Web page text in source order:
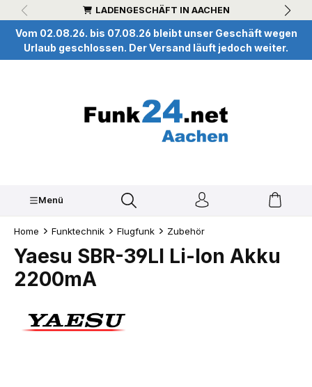
springen LADENGESCHÄFT IN AACHEN
Vom 02.08.26. bis 07.08.26 bleibt unser Geschäft wegen
Urlaub geschlossen. Der Versand läuft jedoch weiter.
Menü
Home Funktechnik Flugfunk Zubehör
Yaesu SBR-39LI Li-Ion Akku
2200mA